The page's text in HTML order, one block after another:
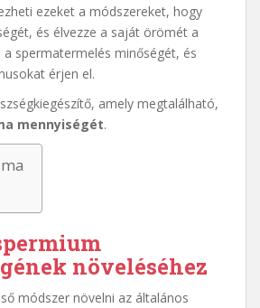
ezeket a módszereket, hogy
és élvezze a saját örömét a
spermatermelés minőségét, és
érjen el.
amely megtalálható,
mennyiségét.
növeléséhez
módszer növelni az általános